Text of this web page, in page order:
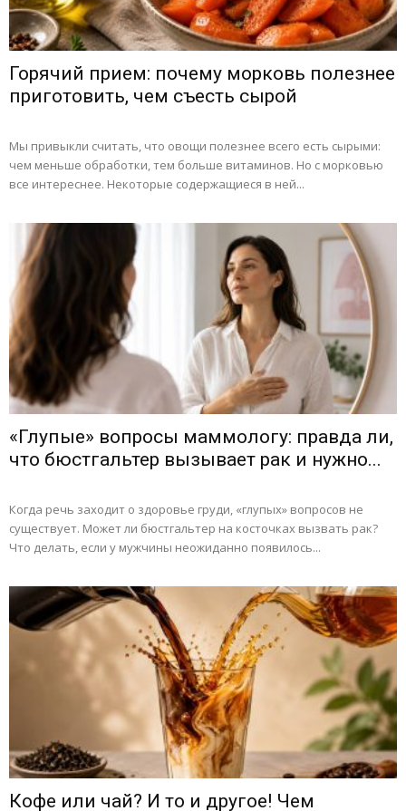
Горячий прием: почему морковь полезнее
приготовить, чем съесть сырой
Мы привыкли считать, что овощи полезнее всего есть сырыми:
чем меньше обработки, тем больше витаминов. Но с морковью
все интереснее. Некоторые содержащиеся в ней...
«Глупые» вопросы маммологу: правда ли,
что бюстгальтер вызывает рак и нужно...
Когда речь заходит о здоровье груди, «глупых» вопросов не
существует. Может ли бюстгальтер на косточках вызвать рак?
Что делать, если у мужчины неожиданно появилось...
Кофе или чай? И то и другое! Чем